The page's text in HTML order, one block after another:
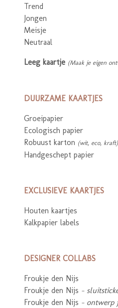
Trend
Jongen
Meisje
Neutraal
Leeg kaartje (Maak je eigen
DUURZAME KAARTJES
Groeipapier
Ecologisch papier
Robuust karton (wit, eco, kraft)
Handgeschept papier
EXCLUSIEVE KAARTJES
Houten kaartjes
Kalkpapier labels
DESIGNER COLLABS
Froukje den Nijs
Froukje den Nijs -
Froukje den Nijs - ontwerp